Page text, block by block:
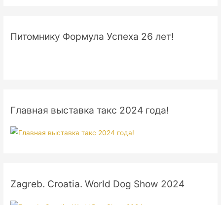
Питомнику Формула Успеха 26 лет!
Главная выставка такс 2024 года!
Zagreb. Croatia. World Dog Show 2024